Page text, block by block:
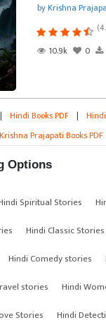
by Krishna
10.9k
0
| Hindi Books PDF |
Krishna Prajapati Books PDF
Options
Spiritual Stories
Hindi Classic Stories
Hindi Comedy stories
stories
Hindi
Stories Hindi